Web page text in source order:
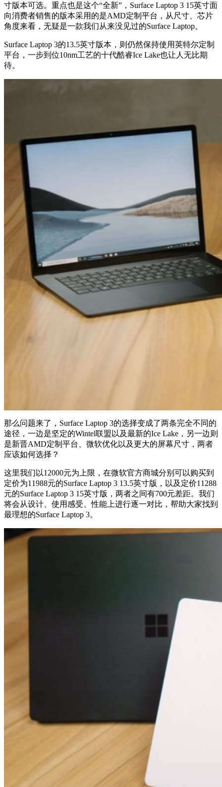
寸版本可选。重点也是这个“全新”，Surface Laptop 3 15英寸面
向消费者销售的版本采用的是AMD定制平台，从尺寸、芯片
角度来看，无疑是一款我们从来没见过的Surface Laptop。
Surface Laptop 3的13.5英寸版本，则仍然保持使用英特尔定制
平台，一步到位10nm工艺的十代酷睿Ice Lake也让人无比期
待。
那么问题来了，Surface Laptop 3的选择变成了两条完全不同的
途径，一边是坚定的Wintel联盟以及最新的Ice Lake，另一边则
是新晋AMD定制平台、微软优化以及更大的屏幕尺寸，两者
应该如何选择？
这里我们以12000元为上限，在微软官方商城分别可以购买到
定价为11988元的Surface Laptop 3 13.5英寸版，以及定价11288
元的Surface Laptop 3 15英寸版，两者之间有700元差距。我们
将会从设计、使用感受、性能上进行逐一对比，帮助大家找到
最理想的Surface Laptop 3。